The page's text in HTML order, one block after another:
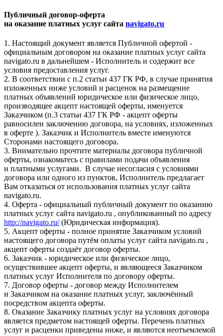
Публичный договор-оферта
на оказание платных услуг сайта navigato.ru
1. Настоящий документ является Публичной офертой -
официальным договором на оказание платных услуг сайта
navigato.ru в дальнейшем - Исполнитель и содержит все
условия предоставления услуг.
2. В соответствии с п.2 статьи 437 ГК РФ, в случае принятия
изложенных ниже условий и расценок на размещение
платных объявлений юридическое или физическое лицо,
производящее акцепт настоящей оферты, именуется
Заказчиком (п.3 статьи 437 ГК РФ - акцепт оферты
равносилен заключению договора, на условиях, изложенных
в оферте ). Заказчик и Исполнитель вместе именуются
Сторонами настоящего договора.
3. Внимательно прочтите материалы договора публичной
оферты, ознакомьтесь с правилами подачи объявления
и платными услугами. В случае несогласия с условиями
договора или одного из пунктов, Исполнитель предлагает
Вам отказаться от использования платных услуг сайта
navigato.ru.
4. Оферта - официальный публичный документ по оказанию
платных услуг сайта navigato.ru , опубликованный по адресу
http://navigato.ru/(Юридическая информация).
5. Акцепт оферты - полное принятие Заказчиком условий
настоящего договора путём оплаты услуг сайта navigato.ru ,
акцепт оферты создаёт договор оферты.
6. Заказчик - юридическое или физическое лицо,
осуществившее акцепт оферты, и являющееся Заказчиком
платных услуг Исполнителя по договору оферты.
7. Договор оферты - договор между Исполнителем
и Заказчиком на оказание платных услуг, заключённый
посредством акцепта оферты.
8. Оказание Заказчику платных услуг на условиях договора
является предметом настоящей оферты. Перечень платных
услуг и расценки приведены ниже, и являются неотъемлемой